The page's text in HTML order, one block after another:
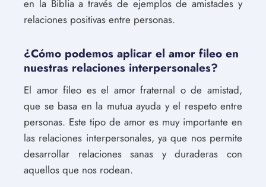
en la Biblia a través de ejemplos de amistades y
relaciones positivas entre personas.
¿Cómo podemos aplicar el amor fileo en
nuestras relaciones interpersonales?
El amor fileo es el amor fraternal o de amistad,
que se basa en la mutua ayuda y el respeto entre
personas. Este tipo de amor es muy importante en
las relaciones interpersonales, ya que nos permite
desarrollar relaciones sanas y duraderas con
aquellos que nos rodean.